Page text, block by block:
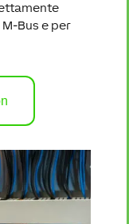
Bus e per